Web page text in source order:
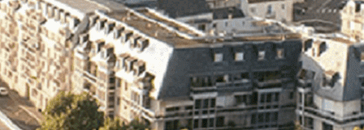
Exporter les lignes sélectionnées
Exporter toutes les colonnes
Exporter uniquement les colonnes affichées
Menu
<
>